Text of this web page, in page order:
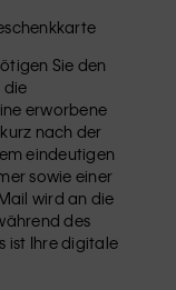
Sie den
die
erworbene
nach der
eindeutigen
sowie einer
wird an die
des
ist Ihre digitale